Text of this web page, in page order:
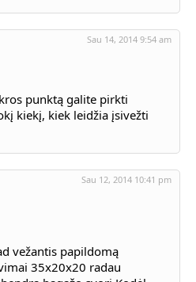
Sau 14, 2014 9:54 am
punktą galite pirkti
kiekį, kiek leidžia įsivežti
Sau 12, 2014 10:41 pm
vežantis papildomą
35x20x20 radau